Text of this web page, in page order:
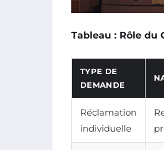
Tableau : Rôle du
TYPE DE
DEMANDE
Réclamation
individuelle